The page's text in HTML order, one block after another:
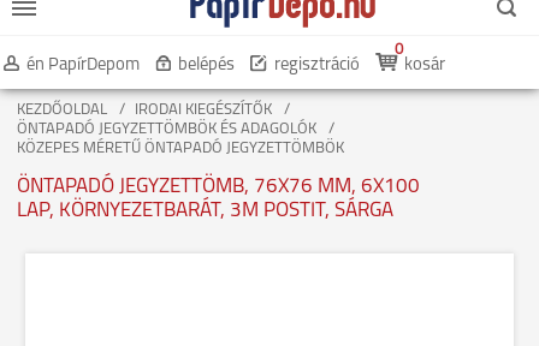
én PapírDepom belépés regisztráció kosár
0
KEZDŐOLDAL
IRODAI KIEGÉSZÍTŐK
ÖNTAPADÓ JEGYZETTÖMBÖK ÉS ADAGOLÓK
KÖZEPES MÉRETŰ ÖNTAPADÓ JEGYZETTÖMBÖK
ÖNTAPADÓ JEGYZETTÖMB, 76X76 MM, 6X100
LAP, KÖRNYEZETBARÁT, 3M POSTIT, SÁRGA